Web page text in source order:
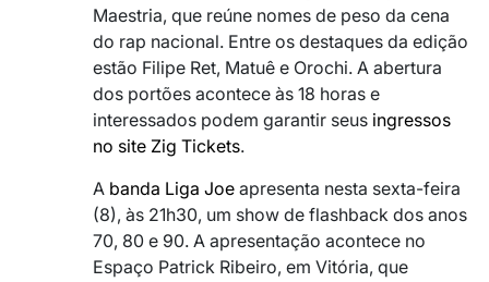
Maestria, que reúne nomes de peso da cena
do rap nacional. Entre os destaques da edição
estão Filipe Ret, Matuê e Orochi. A abertura
dos portões acontece às 18 horas e
interessados podem garantir seus ingressos
no site Zig Tickets.
A banda Liga Joe apresenta nesta sexta-feira
(8), às 21h30, um show de flashback dos anos
70, 80 e 90. A apresentação acontece no
Espaço Patrick Ribeiro, em Vitória, que